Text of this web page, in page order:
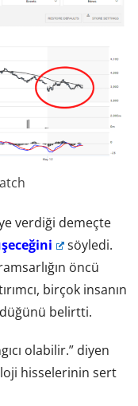
verdiği demeçte
söyledi.
öncü
birçok insanın
belirtti.
olabilir.” diyen
hisselerinin sert